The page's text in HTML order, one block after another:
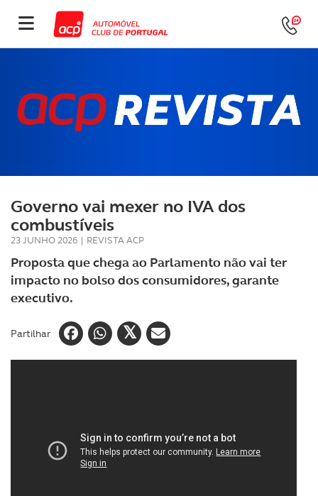
Governo vai mexer no IVA dos
combustíveis
23 JUNHO 2026 | REVISTA ACP
Proposta que chega ao Parlamento não vai ter
impacto no bolso dos consumidores, garante
executivo.
Partilhar